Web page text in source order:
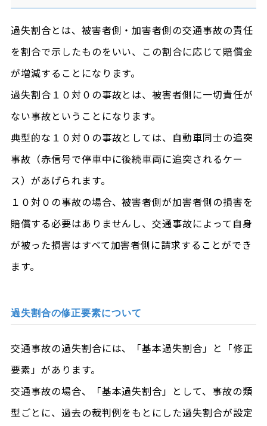
過失割合とは、被害者側・加害者側の交通事故の責任
を割合で示したものをいい、この割合に応じて賠償金
が増減することになります。
過失割合１０対０の事故とは、被害者側に一切責任が
ない事故ということになります。
典型的な１０対０の事故としては、自動車同士の追突
事故（赤信号で停車中に後続車両に追突されるケー
ス）があげられます。
１０対０の事故の場合、被害者側が加害者側の損害を
賠償する必要はありませんし、交通事故によって自身
が被った損害はすべて加害者側に請求することができ
ます。
過失割合の修正要素について
交通事故の過失割合には、「基本過失割合」と「修正
要素」があります。
交通事故の場合、「基本過失割合」として、事故の類
型ごとに、過去の裁判例をもとにした過失割合が設定